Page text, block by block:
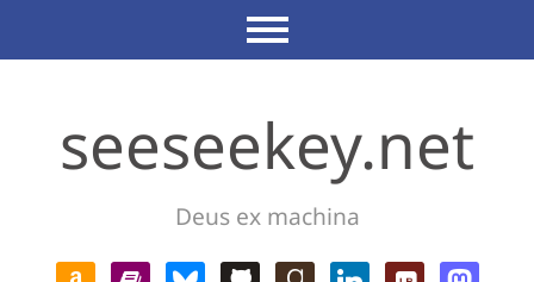
seeseekey.net
Deus ex machina